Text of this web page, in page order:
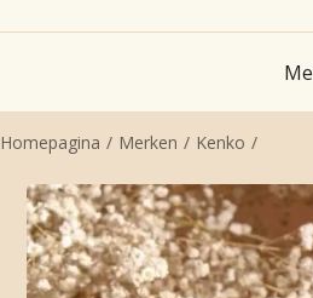
Homepagina Merken Kenko